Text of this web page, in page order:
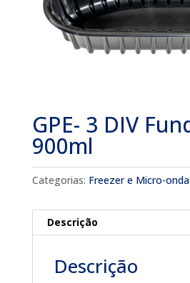
GPE- 3 DIV
900ml
Categorias: Freezer e Micro-
Descrição
Descrição